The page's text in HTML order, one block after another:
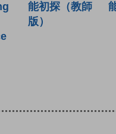
能初探（教師
版）